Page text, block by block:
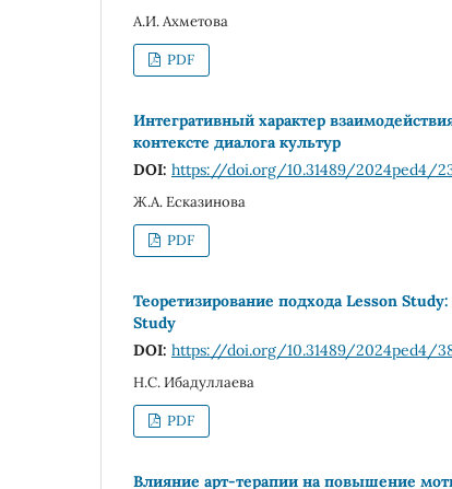
А.И. Ахметова
PDF
Интегративный характер
контексте диалога культур
DOI: https://doi.org/10.31489/2024ped4/
Ж.А. Есказинова
PDF
Теоретизирование подхода Lesson
Study
DOI: https://doi.org/10.31489/2024ped4/
Н.С. Ибадуллаева
PDF
Влияние арт-терапии на повышение